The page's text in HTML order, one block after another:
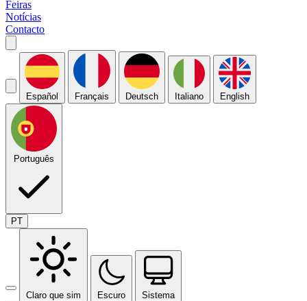
Feiras
Notícias
Contacto
Español Français Deutsch Italiano English
Português
PT
Claro que sim Escuro Sistema